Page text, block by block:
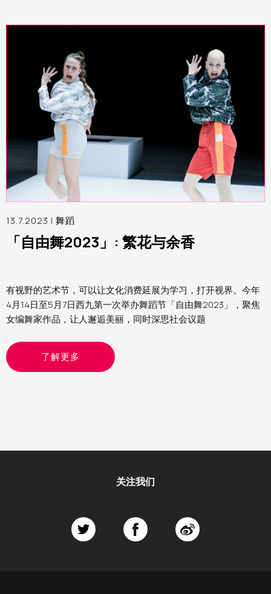
13.7.2023 | 舞蹈
「自由舞2023」: 繁花与余香
有视野的艺术节，可以让文化消费延展为学习，打开视界。今年
4月14日至5月7日西九第一次举办舞蹈节「自由舞2023」，聚焦
女编舞家作品，让人邂逅美丽，同时深思社会议题
了解更多
关注我们